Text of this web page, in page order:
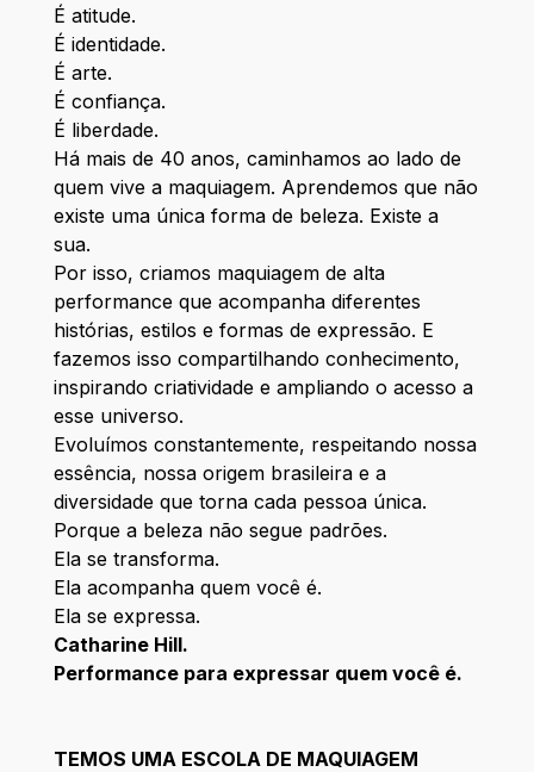
É atitude.
É identidade.
É arte.
É confiança.
É liberdade.
Há mais de 40 anos, caminhamos ao lado de
quem vive a maquiagem. Aprendemos que não
existe uma única forma de beleza. Existe a
sua.
Por isso, criamos maquiagem de alta
performance que acompanha diferentes
histórias, estilos e formas de expressão. E
fazemos isso compartilhando conhecimento,
inspirando criatividade e ampliando o acesso a
esse universo.
Evoluímos constantemente, respeitando nossa
essência, nossa origem brasileira e a
diversidade que torna cada pessoa única.
Porque a beleza não segue padrões.
Ela se transforma.
Ela acompanha quem você é.
Ela se expressa.
Catharine Hill.
Performance para expressar quem você é.
TEMOS UMA ESCOLA DE MAQUIAGEM